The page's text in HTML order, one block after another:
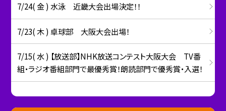
7/24( 金 ) 水泳 近畿大会出場決定！！
7/23( 木 ) 卓球部 大阪大会出場！
7/15( 水 ) 【放送部】NHK放送コンテスト大阪大会 TV番
組・ラジオ番組部門で最優秀賞！朗読部門で優秀賞・入選！